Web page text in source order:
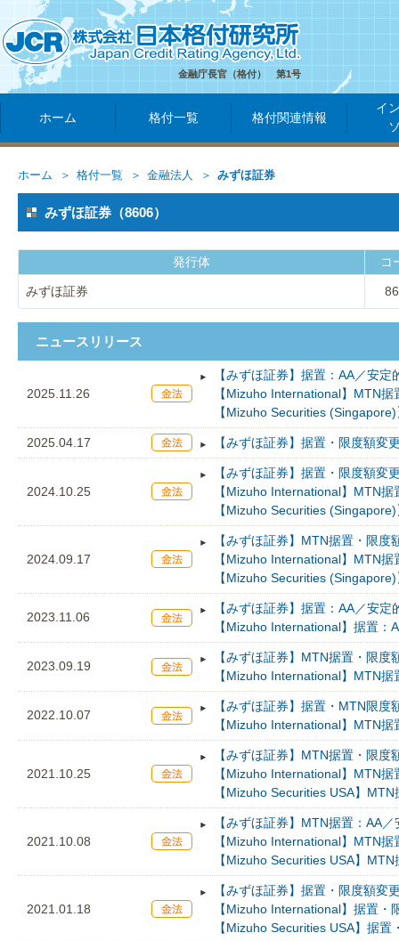
金融庁長官（格付） 第1号
ホーム 格付一覧 格付関連情報
イ
ホーム 格付一覧 金融法人 みずほ証券
みずほ証券（8606）
発行体 コ
みずほ証券
ニュースリリース
2025.11.26
【みずほ証券】据置：AA／安定
【Mizuho International】MTN据
【Mizuho Securities
2025.04.17 【みずほ証券】据置・限度額変
2024.10.25
【みずほ証券】据置・限度額変
【Mizuho International】MTN据
【Mizuho Securities
2024.09.17
【みずほ証券】MTN据置・限度
【Mizuho International】MTN
【Mizuho Securities
2023.11.06
【みずほ証券】据置：AA／安定
【Mizuho International】据置：
2023.09.19
【みずほ証券】MTN据置・限度
【Mizuho International】MTN
2022.10.07
【みずほ証券】据置・MTN限
【Mizuho International】MTN
2021.10.25
【みずほ証券】MTN据置・限度
【Mizuho International】MTN
【Mizuho Securities USA】
2021.10.08
【みずほ証券】MTN据置：AA
【Mizuho International】MTN据
【Mizuho Securities USA】MTN
2021.01.18
【みずほ証券】据置・限度額変
【Mizuho International】据置・
【Mizuho Securities USA】据置